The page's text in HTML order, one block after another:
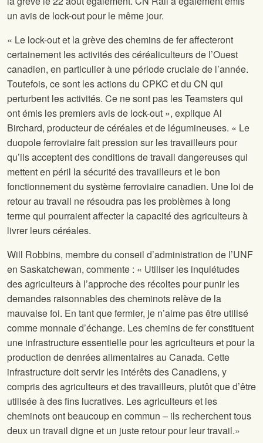
un avis de lock-out pour le même jour.
« Le lock-out et la grève des chemins de fer affecteront
certainement les activités des céréaliculteurs de l’Ouest
canadien, en particulier à une période cruciale de l’année.
Toutefois, ce sont les actions du CPKC et du CN qui
perturbent les activités. Ce ne sont pas les Teamsters qui
ont émis les premiers avis de lock-out », explique Al
Birchard, producteur de céréales et de légumineuses. « Le
duopole ferroviaire fait pression sur les travailleurs pour
qu’ils acceptent des conditions de travail dangereuses qui
mettent en péril la sécurité des travailleurs et le bon
fonctionnement du système ferroviaire canadien. Une loi de
retour au travail ne résoudra pas les problèmes à long
terme qui pourraient affecter la capacité des agriculteurs à
livrer leurs céréales.
Will Robbins, membre du conseil d’administration de l’UNF
en Saskatchewan, commente : « Utiliser les inquiétudes
des agriculteurs à l’approche des récoltes pour punir les
demandes raisonnables des cheminots relève de la
mauvaise foi. En tant que fermier, je n’aime pas être utilisé
comme monnaie d’échange. Les chemins de fer constituent
une infrastructure essentielle pour les agriculteurs et pour la
production de denrées alimentaires au Canada. Cette
infrastructure doit servir les intérêts des Canadiens, y
compris des agriculteurs et des travailleurs, plutôt que d’être
utilisée à des fins lucratives. Les agriculteurs et les
cheminots ont beaucoup en commun – ils recherchent tous
deux un travail digne et un juste retour pour leur travail.»